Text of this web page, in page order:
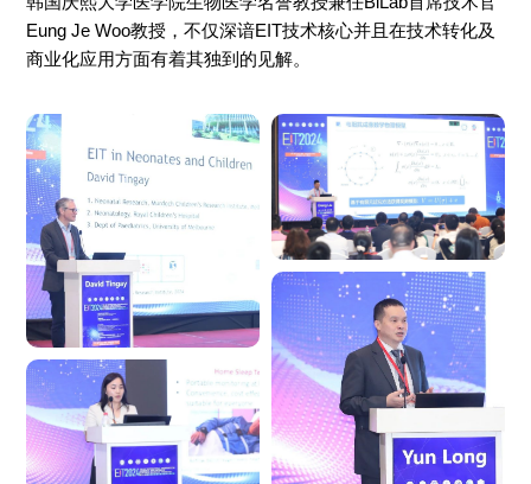
Eung Je Woo教授，不仅深谙EIT技术核心并且在技术转化及
商业化应用方面有着其独到的见解。